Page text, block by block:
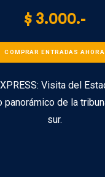
$ 3.000.-
COMPRAR ENTRADAS AHORA
Visita del
panorámico de la
sur.